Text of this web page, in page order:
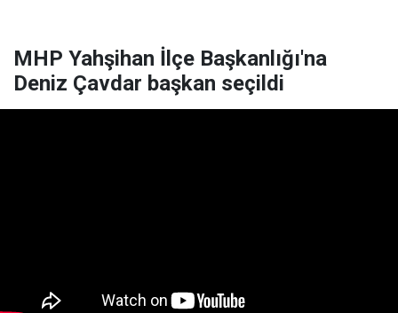
MHP Yahşihan İlçe Başkanlığı'na
Deniz Çavdar başkan seçildi